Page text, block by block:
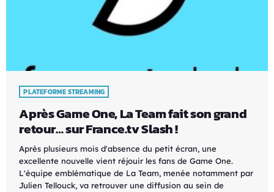
PLATEFORME STREAMING
Après Game One, La Team fait son grand
retour… sur France.tv Slash !
Après plusieurs mois d'absence du petit écran, une
excellente nouvelle vient réjouir les fans de Game One.
L'équipe emblématique de La Team, menée notamment par
Julien Tellouck, va retrouver une diffusion au sein de